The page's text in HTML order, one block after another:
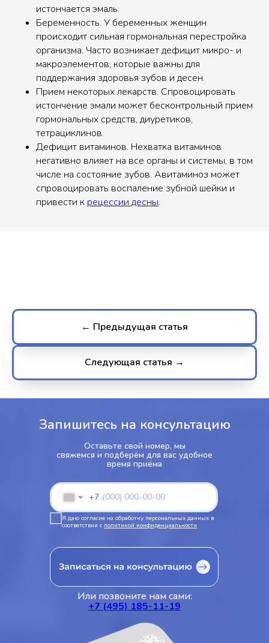
истончается эмаль.
Беременность. У беременных женщин
происходит сильная гормональная перестройка
организма. Часто возникает дефицит микро- и
макроэлементов, которые важны для
поддержания здоровья зубов и десен.
Прием некоторых лекарств. Спровоцировать
истончение эмали может бесконтрольный прием
гормональных средств, диуретиков,
тетрациклинов.
Дефицит витаминов. Нехватка витаминов
негативно влияет на все органы и системы, в том
числе на состояние зубов. Авитаминоз может
спровоцировать воспаление зубной шейки и
привести к рецессии десны.
← Предыдущая статья
Следующая статья →
Запишитесь на консультацию
Оставьте свой номер, мы
свяжемся и подберём для вас удобное
время приёма
Или позвоните нам сами:
+7 (495) 185-11-19
+7
Я даю согласие на обработку персональных данных в
соответствии с политикой конфиденциальности